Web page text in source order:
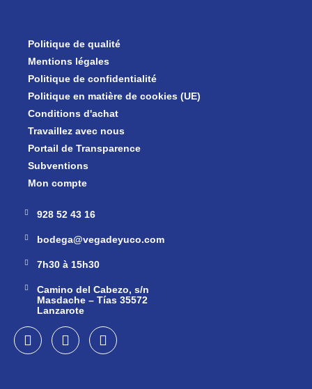
Politique de qualité
Mentions légales
Politique de confidentialité
Politique en matière de cookies (UE)
Conditions d'achat
Travaillez avec nous
Portail de Transparence
Subventions
Mon compte
928 52 43 16
bodega@vegadeyuco.com
7h30 à 15h30
Camino del Cabezo, s/n
Masdache – Tías 35572
Lanzarote